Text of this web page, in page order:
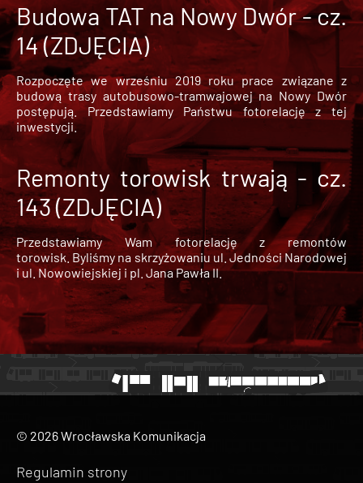
Budowa TAT na Nowy Dwór - cz.
14 (ZDJĘCIA)
Rozpoczęte we wrześniu 2019 roku prace związane z
budową trasy autobusowo-tramwajowej na Nowy Dwór
postępują. Przedstawiamy Państwu fotorelację z tej
inwestycji.
Remonty torowisk trwają - cz.
143 (ZDJĘCIA)
Przedstawiamy Wam fotorelację z remontów
torowisk. Byliśmy na skrzyżowaniu ul. Jedności Narodowej
i ul. Nowowiejskiej i pl. Jana Pawła II.
© 2026 Wrocławska Komunikacja
Regulamin strony